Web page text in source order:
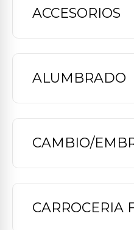
ACCESORIOS
ALUMBRADO
CAMBIO/
CARROCERIA